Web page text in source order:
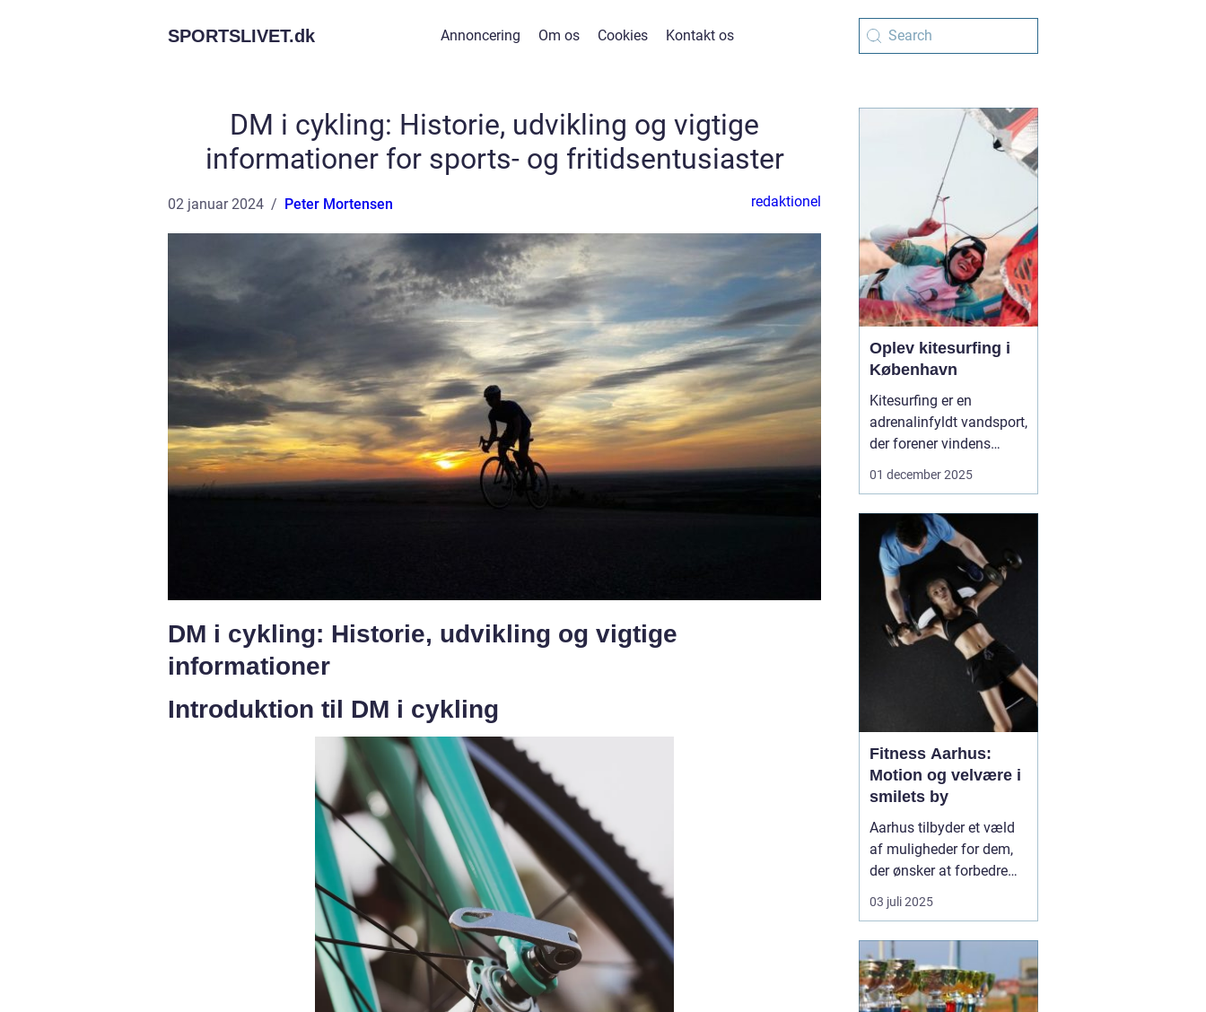
SPORTSLIVET.dk Annoncering Om os Cookies Kontakt os
DM i cykling: Historie, udvikling og vigtige
informationer for sports- og fritidsentusiaster
02 januar 2024 Peter Mortensen redaktionel
DM i cykling: Historie, udvikling og vigtige
informationer
Introduktion til DM i cykling
Oplev kitesurfing i
København
Kitesurfing er en
adrenalinfyldt vandsport,
der forener vindens
kræfter med vands
aktivitet i København.
Byens smukke kystlinje,
kombineret med
Gunnebo-spanderns
relative nærhed, skaber
01 december 2025
Fitness Aarhus:
Motion og velvære i
smilets by
Aarhus tilbyder et væld
af muligheder for dem,
der ønsker at forbedre
deres fysiske form og
generelle velvære. Med
fitnesscentre og
træningstilbud er der
uden tvivl noget for
03 juli 2025